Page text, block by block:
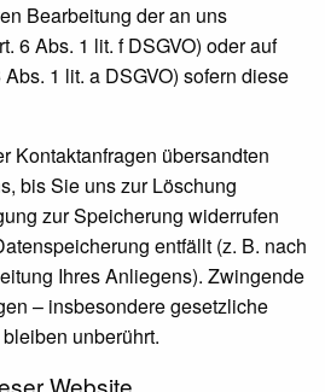
Bearbeitung der an uns
6 Abs. 1 lit. f DSGVO) oder auf
1 lit. a DSGVO) sofern diese
Kontaktanfragen übersandten
bis Sie uns zur Löschung
zur Speicherung widerrufen
entfällt (z. B. nach
Ihres Anliegens). Zwingende
– insbesondere gesetzliche
unberührt.
Website